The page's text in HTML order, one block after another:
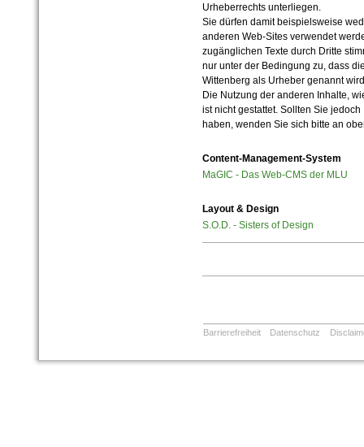
Urheberrechts unterliegen.
Sie dürfen damit beispielsweise
anderen Web-Sites verwendet
zugänglichen Texte durch Dritte
nur unter der Bedingung zu, dass
Wittenberg als Urheber genannt
Die Nutzung der anderen Inhalte,
ist nicht gestattet. Sollten Sie
haben, wenden Sie sich bitte an
Content-Management-System
MaGIC - Das Web-CMS der MLU
Layout & Design
S.O.D. - Sisters of Design
Barrierefreiheit Datenschutz